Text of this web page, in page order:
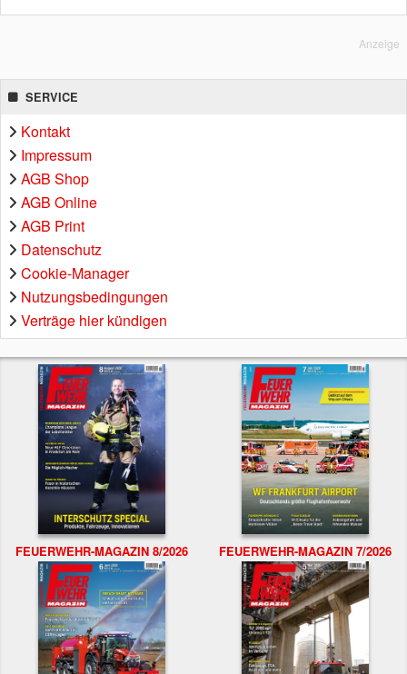
Anzeige
SERVICE
Kontakt
Impressum
AGB Shop
AGB Online
AGB Print
Datenschutz
Cookie-Manager
Nutzungsbedingungen
Verträge hier kündigen
FEUERWEHR-MAGAZIN 8/2026 FEUERWEHR-MAGAZIN 7/2026